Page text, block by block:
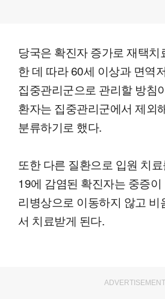
당국은 확진자 증가로 재택
한 데 따라 60세 이상과 면역
집중관리군으로 관리할 방침
환자는 집중관리군에서 제외
분류하기로 했다.
또한 다른 질환으로 입원 치
19에 감염된 확진자는 중증
리병상으로 이동하지 않고 비
서 치료받게 된다.
ADVERTISEMENT